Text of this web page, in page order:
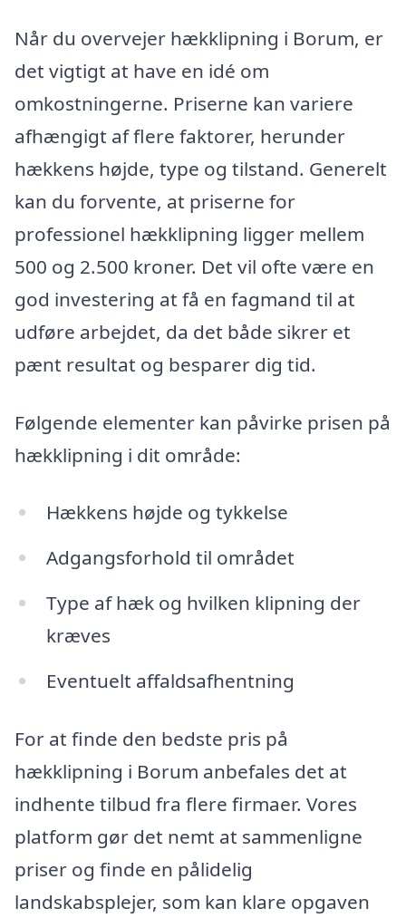
Når du overvejer hækklipning i Borum, er
det vigtigt at have en idé om
omkostningerne. Priserne kan variere
afhængigt af flere faktorer, herunder
hækkens højde, type og tilstand. Generelt
kan du forvente, at priserne for
professionel hækklipning ligger mellem
500 og 2.500 kroner. Det vil ofte være en
god investering at få en fagmand til at
udføre arbejdet, da det både sikrer et
pænt resultat og besparer dig tid.
Følgende elementer kan påvirke prisen på
hækklipning i dit område:
Hækkens højde og tykkelse
Adgangsforhold til området
Type af hæk og hvilken klipning der
kræves
Eventuelt affaldsafhentning
For at finde den bedste pris på
hækklipning i Borum anbefales det at
indhente tilbud fra flere firmaer. Vores
platform gør det nemt at sammenligne
priser og finde en pålidelig
landskabsplejer, som kan klare opgaven